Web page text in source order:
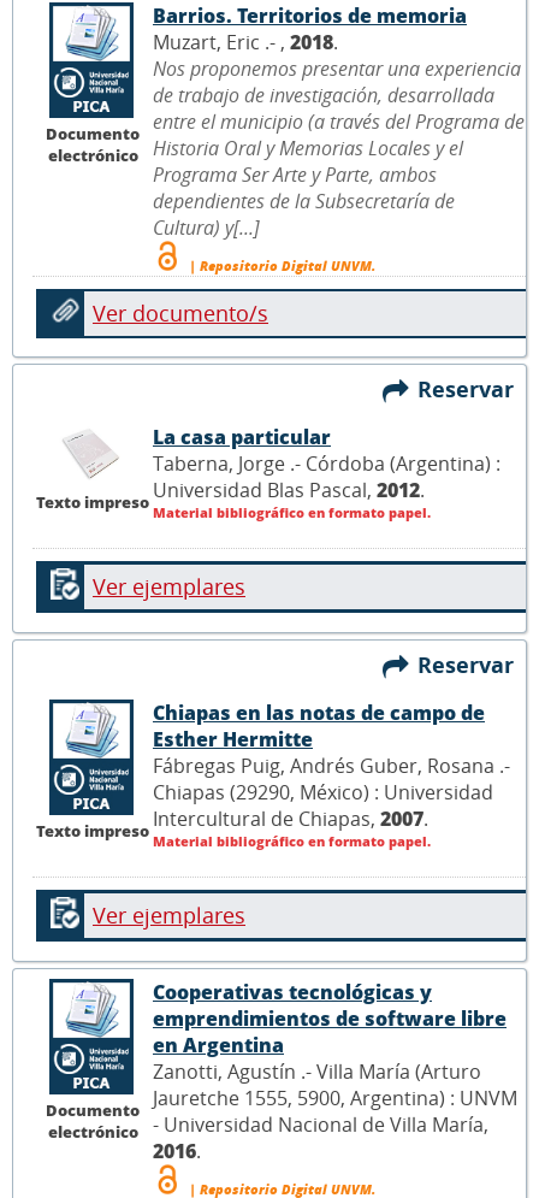
Documento
electrónico
Barrios. Territorios de memoria
Muzart, Eric .- , 2018.
Nos proponemos presentar una experiencia
de trabajo de investigación, desarrollada
entre el municipio (a través del Programa de
Historia Oral y Memorias Locales y el
Programa Ser Arte y Parte, ambos
dependientes de la Subsecretaría de
Cultura) y[...]
| Repositorio Digital UNVM.
Ver documento/s
Reservar
Texto impreso
La casa particular
Taberna, Jorge .- Córdoba (Argentina) :
Universidad Blas Pascal, 2012.
Material bibliográfico en formato papel.
Ver ejemplares
Reservar
Texto impreso
Chiapas en las notas de campo de
Esther Hermitte
Fábregas Puig, Andrés Guber, Rosana .-
Chiapas (29290, México) : Universidad
Intercultural de Chiapas, 2007.
Material bibliográfico en formato papel.
Ver ejemplares
Documento
electrónico
Cooperativas tecnológicas y
emprendimientos de software libre
en Argentina
Zanotti, Agustín .- Villa María (Arturo
Jauretche 1555, 5900, Argentina) : UNVM
- Universidad Nacional de Villa María,
2016.
| Repositorio Digital UNVM.